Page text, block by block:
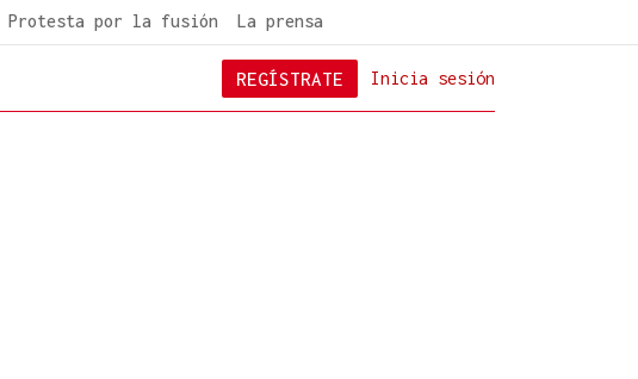
Protesta por la fusión La prensa
Inicia sesión
REGÍSTRATE